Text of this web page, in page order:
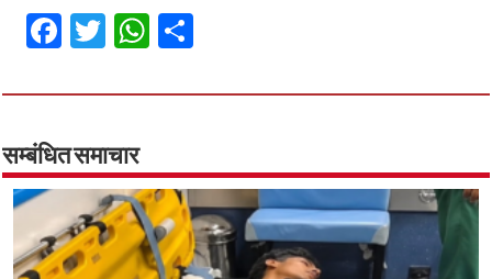
Fa
ce
b
o
o
k
T
wi
tt
er
W
h
at
p
p
ar
सम्बंधित समाचार